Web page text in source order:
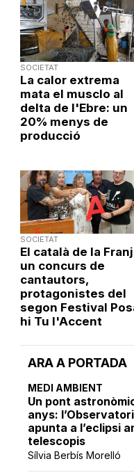
ARA A PORTADA
MEDI AMBIENT
Un pont
anys:
apunta a l’eclipsi
telescopis
Sílvia Berbís Morelló
SOCIETAT
La calor extrema
mata el musclo al
delta de l'Ebre: un
20% menys de
producció
SOCIETAT
El català de la
un concurs de
cantautors,
protagonistes del
segon Festival
hi Tu l'Accent